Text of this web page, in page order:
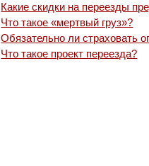
Какие скидки на переезды
Что такое «мертвый груз»?
Обязательно ли страховать
Что такое проект переезда?